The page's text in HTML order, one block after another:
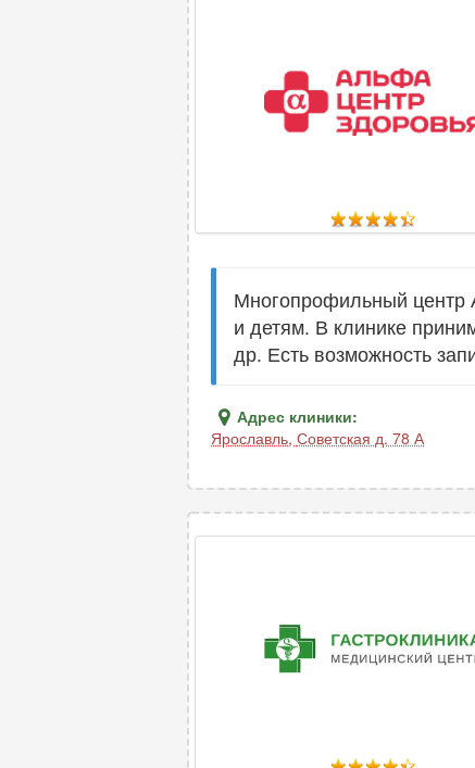
Многопрофильный центр
и детям. В клинике
др. Есть возможность
Адрес клиники:
Ярославль, Советская д. 78 А